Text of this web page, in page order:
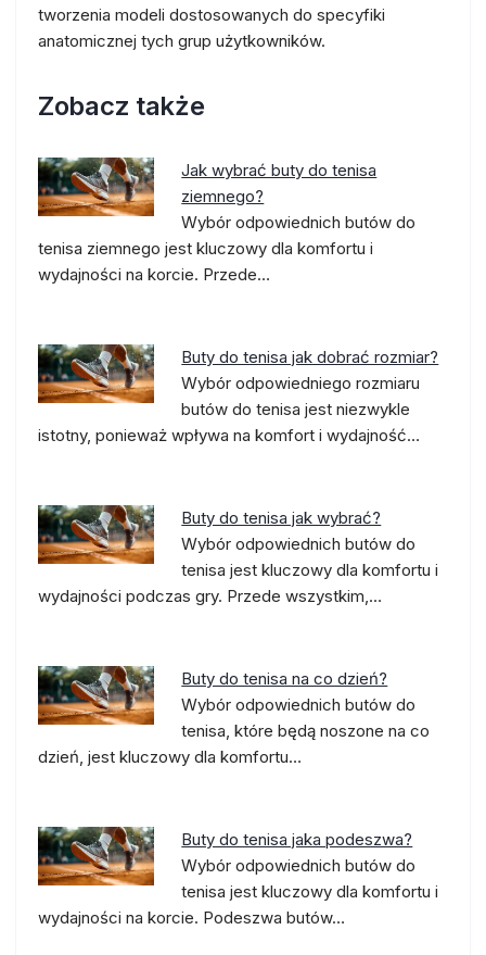
tworzenia modeli dostosowanych do specyfiki
anatomicznej tych grup użytkowników.
Zobacz także
Jak wybrać buty do tenisa
ziemnego?
Wybór odpowiednich butów do
tenisa ziemnego jest kluczowy dla komfortu i
wydajności na korcie. Przede…
Buty do tenisa jak dobrać rozmiar?
Wybór odpowiedniego rozmiaru
butów do tenisa jest niezwykle
istotny, ponieważ wpływa na komfort i wydajność…
Buty do tenisa jak wybrać?
Wybór odpowiednich butów do
tenisa jest kluczowy dla komfortu i
wydajności podczas gry. Przede wszystkim,…
Buty do tenisa na co dzień?
Wybór odpowiednich butów do
tenisa, które będą noszone na co
dzień, jest kluczowy dla komfortu…
Buty do tenisa jaka podeszwa?
Wybór odpowiednich butów do
tenisa jest kluczowy dla komfortu i
wydajności na korcie. Podeszwa butów…